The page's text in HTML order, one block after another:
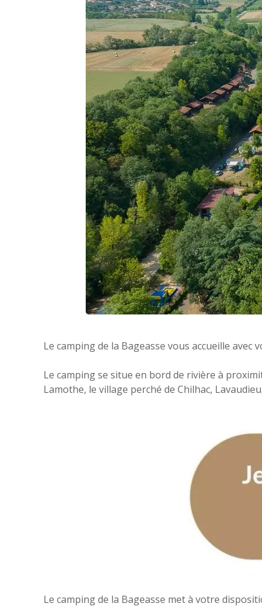
Le camping de la Bageasse vous accueille
Le camping se situe en bord de rivière à
Lamothe, le village perché de Chilhac,
Le camping de la Bageasse met à votre